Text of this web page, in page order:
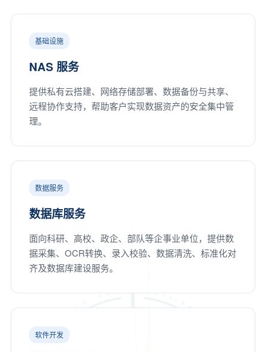
基础设施
NAS 服务
提供私有云搭建、网络存储部署、数据备份与共享、
远程协作支持，帮助客户实现数据资产的安全集中管
理。
数据服务
数据库服务
面向科研、高校、政企、部队等企事业单位，提供数
据采集、OCR转换、录入校验、数据清洗、标准化对
齐及数据库建设服务。
软件开发